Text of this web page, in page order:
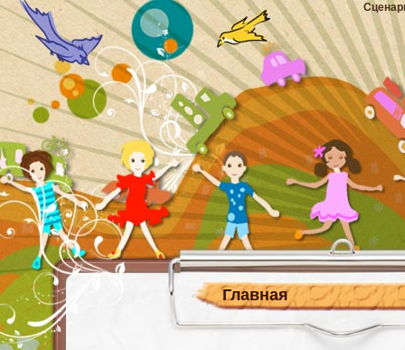
Главная